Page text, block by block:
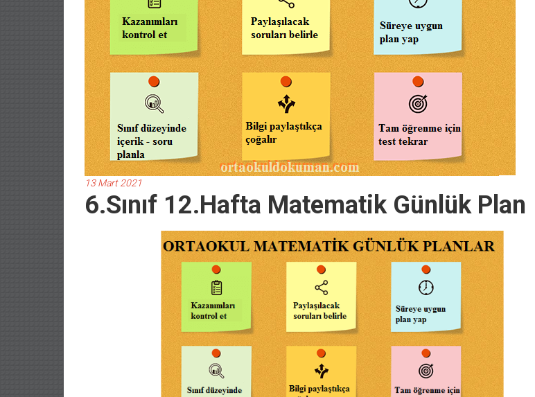
13 Mart 2021
6.Sınıf 12.Hafta Matematik Günlük Plan